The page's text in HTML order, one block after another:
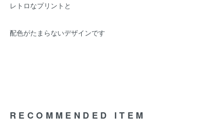
レトロなプリントと
配色がたまらないデザインです
RECOMMENDED ITEM